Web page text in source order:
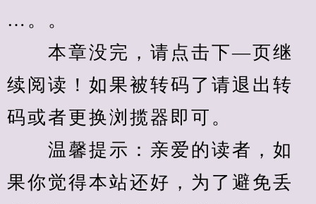
…。。
本章没完，请点击下—页继
续阅读！如果被转码了请退出转
码或者更换浏揽器即可。
温馨提示：亲爱的读者，如
果你觉得本站还好，为了避免丢